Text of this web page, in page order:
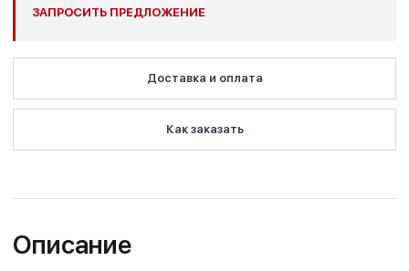
ЗАПРОСИТЬ ПРЕДЛОЖЕНИЕ
Доставка и оплата
Как заказать
Описание